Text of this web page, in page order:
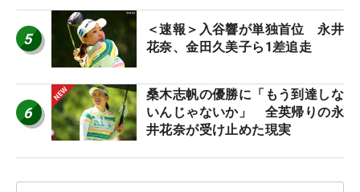
5
＜速報＞入谷響が単独首位 永井
花奈、金田久美子ら1差追走
6
桑木志帆の優勝に「もう到達しな
いんじゃないか」 全英帰りの永
井花奈が受け止めた現実